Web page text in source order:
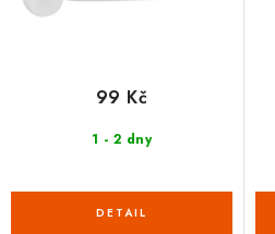
1 - 2 dny
99 Kč